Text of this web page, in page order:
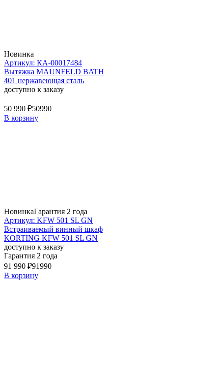
Новинка
Артикул: КА-00017484
Вытяжка MAUNFELD BATH
401 нержавеющая сталь
доступно к заказу
50 990 ₽50990
В корзину
НовинкаГарантия 2 года
Артикул: KFW 501 SL GN
Встраиваемый винный шкаф
KORTING KFW 501 SL GN
доступно к заказу
Гарантия 2 года
91 990 ₽91990
В корзину